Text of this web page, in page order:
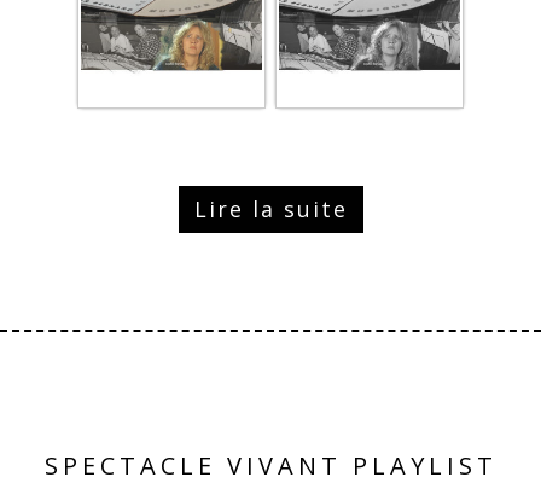
Lire la suite
SPECTACLE VIVANT PLAYLIST